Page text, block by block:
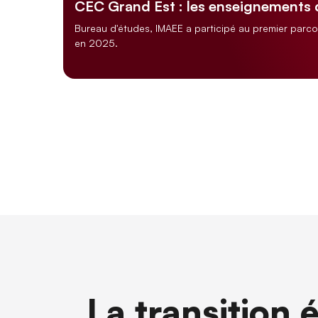
CEC Grand Est : les enseignements
Bureau d'études, IMAEE a participé au premier
en 2025.